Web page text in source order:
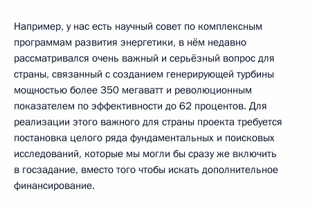
Например, у нас есть научный совет по комплексным
программам развития энергетики, в нём недавно
рассматривался очень важный и серьёзный вопрос для
страны, связанный с созданием генерирующей турбины
мощностью более 350 мегаватт и революционным
показателем по эффективности до 62 процентов. Для
реализации этого важного для страны проекта требуется
постановка целого ряда фундаментальных и поисковых
исследований, которые мы могли бы сразу же включить
в госзадание, вместо того чтобы искать дополнительное
финансирование.